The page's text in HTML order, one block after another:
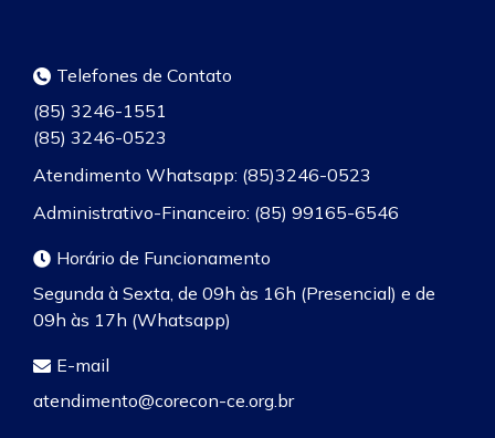
Telefones de Contato
(85) 3246-1551
(85) 3246-0523
Atendimento Whatsapp: (85)3246-0523
Administrativo-Financeiro: (85) 99165-6546
Horário de Funcionamento
Segunda à Sexta, de 09h às 16h (Presencial) e de
09h às 17h (Whatsapp)
E-mail
atendimento@corecon-ce.org.br